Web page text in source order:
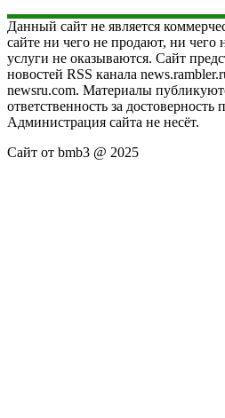
Данный сайт не является
сайте ни чего не продают, ни чего
услуги не оказываются. Сайт
новостей RSS канала
newsru.com. Материалы
ответственность за
Администрация сайта не несёт.
Сайт от bmb3 @ 2025